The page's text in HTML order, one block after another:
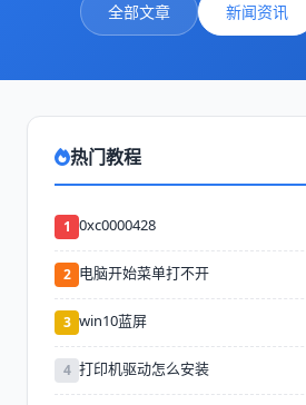
全部文章 新闻资讯
热门教程
1 0xc0000428
2 电脑开始菜单打不开
3 win10蓝屏
4 打印机驱动怎么安装